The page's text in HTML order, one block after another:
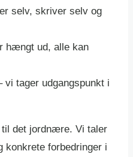
selv, skriver selv og
hængt ud, alle kan
vi tager udgangspunkt i
det jordnære. Vi taler
konkrete forbedringer i